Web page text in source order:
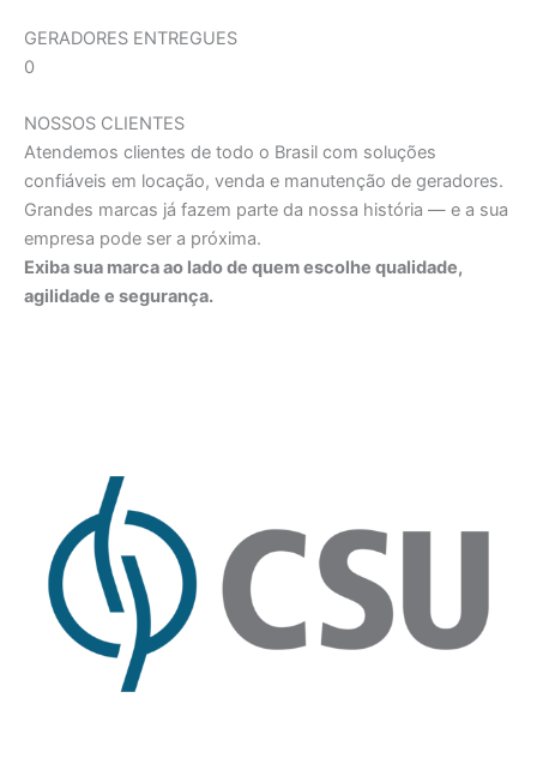
GERADORES ENTREGUES
0
NOSSOS CLIENTES
Atendemos clientes de todo o Brasil com soluções
confiáveis em locação, venda e manutenção de geradores.
Grandes marcas já fazem parte da nossa história — e a sua
empresa pode ser a próxima.
Exiba sua marca ao lado de quem escolhe qualidade,
agilidade e segurança.